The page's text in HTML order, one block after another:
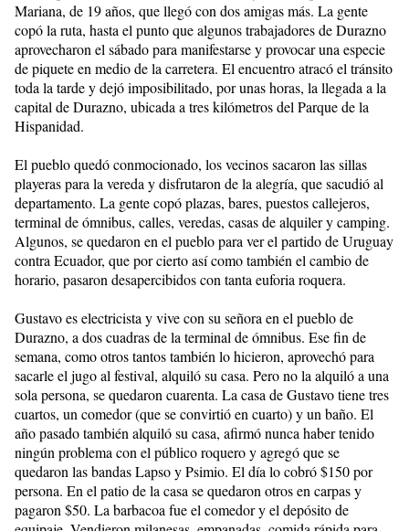
Mariana, de 19 años, que llegó con dos amigas más. La gente
copó la ruta, hasta el punto que algunos trabajadores de Durazno
aprovecharon el sábado para manifestarse y provocar una especie
de piquete en medio de la carretera. El encuentro atracó el tránsito
toda la tarde y dejó imposibilitado, por unas horas, la llegada a la
capital de Durazno, ubicada a tres kilómetros del Parque de la
Hispanidad.
El pueblo quedó conmocionado, los vecinos sacaron las sillas
playeras para la vereda y disfrutaron de la alegría, que sacudió al
departamento. La gente copó plazas, bares, puestos callejeros,
terminal de ómnibus, calles, veredas, casas de alquiler y camping.
Algunos, se quedaron en el pueblo para ver el partido de Uruguay
contra Ecuador, que por cierto así como también el cambio de
horario, pasaron desapercibidos con tanta euforia roquera.
Gustavo es electricista y vive con su señora en el pueblo de
Durazno, a dos cuadras de la terminal de ómnibus. Ese fin de
semana, como otros tantos también lo hicieron, aprovechó para
sacarle el jugo al festival, alquiló su casa. Pero no la alquiló a una
sola persona, se quedaron cuarenta. La casa de Gustavo tiene tres
cuartos, un comedor (que se convirtió en cuarto) y un baño. El
año pasado también alquiló su casa, afirmó nunca haber tenido
ningún problema con el público roquero y agregó que se
quedaron las bandas Lapso y Psimio. El día lo cobró $150 por
persona. En el patio de la casa se quedaron otros en carpas y
pagaron $50. La barbacoa fue el comedor y el depósito de